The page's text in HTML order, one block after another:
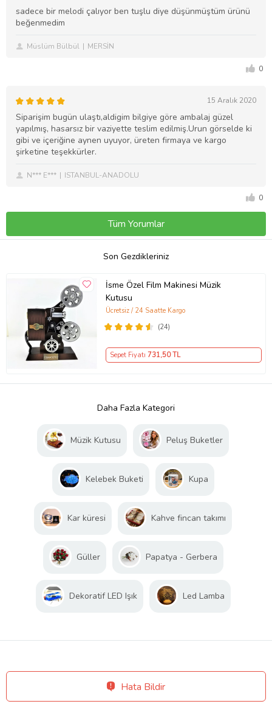
sadece bir melodi çalıyor ben tuşlu diye düşünmüştüm ürünü
beğenmedim
Müslüm Bülbül MERSİN
0
15 Aralık 2020
Siparişim bugün ulaştı,aldigim bilgiye göre ambalaj güzel
yapılmış, hasarsız bir vaziyette teslim edilmiş.Urun görselde ki
gibi ve içeriğine aynen uyuyor, üreten firmaya ve kargo
şirketine teşekkürler.
N*** E*** ISTANBUL-ANADOLU
0
Tüm Yorumlar
Son Gezdikleriniz
İsme Özel Film Makinesi Müzik
Kutusu
(24)
Ücretsiz / 24 Saatte Kargo
Sepet Fiyatı 731,50 TL
Daha Fazla Kategori
Müzik Kutusu Peluş Buketler
Kelebek Buketi Kupa
Kar küresi Kahve fincan takımı
Güller Papatya - Gerbera
Dekoratif LED Işık Led Lamba
Hata Bildir